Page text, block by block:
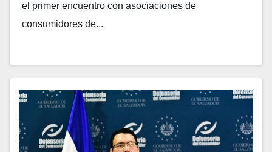
el primer encuentro con asociaciones de
consumidores de...